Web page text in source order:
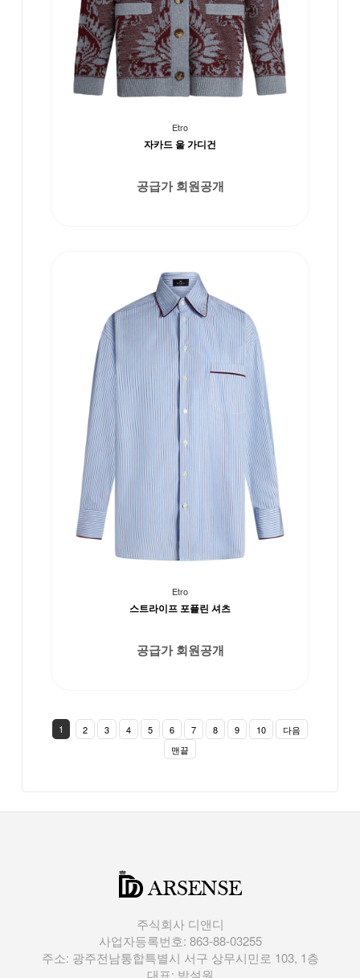
Etro
자카드 울 가디건
공급가 회원공개
Etro
스트라이프 포플린 셔츠
공급가 회원공개
1 2 3 4 5 6 7 8 9 10
다음
맨끝
주식회사 디앤디
사업자등록번호: 863-88-03255
주소: 광주전남통합특별시 서구 상무시민로 103, 1층
대표: 박설원